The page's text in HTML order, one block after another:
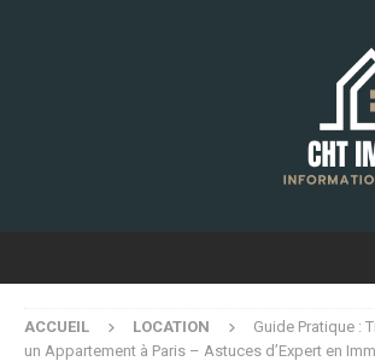
ACCUEIL LOCATION
Guide Pratique :
un Appartement à Paris – Astuces d’Expert en